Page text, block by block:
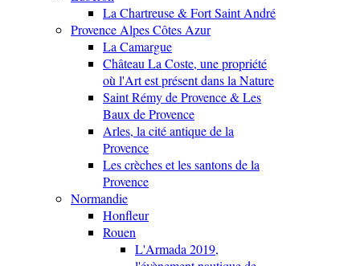
La Chartreuse & Fort Saint André
Provence Alpes Côtes Azur
La Camargue
Château La Coste, une propriété
où l'Art est présent dans la Nature
Saint Rémy de Provence & Les
Baux de Provence
Arles, la cité antique de la
Provence
Les crèches et les santons de la
Provence
Normandie
Honfleur
Rouen
L'Armada 2019,